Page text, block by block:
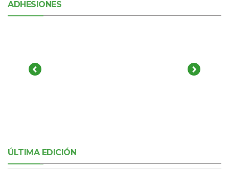
ADHESIONES
ÚLTIMA EDICIÓN